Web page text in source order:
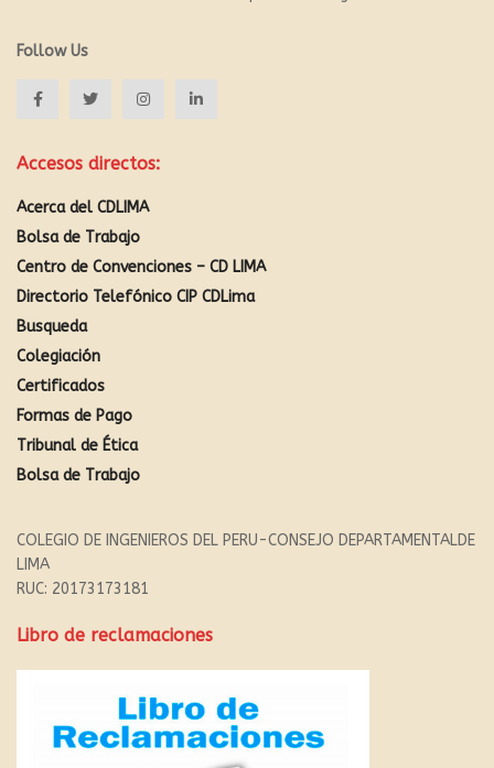
Follow Us
Accesos directos:
Acerca del CDLIMA
Bolsa de Trabajo
Centro de Convenciones – CD LIMA
Directorio Telefónico CIP CDLima
Busqueda
Colegiación
Certificados
Formas de Pago
Tribunal de Ética
Bolsa de Trabajo
COLEGIO DE INGENIEROS DEL PERU-CONSEJO DEPARTAMENTALDE
LIMA
RUC: 20173173181
Libro de reclamaciones